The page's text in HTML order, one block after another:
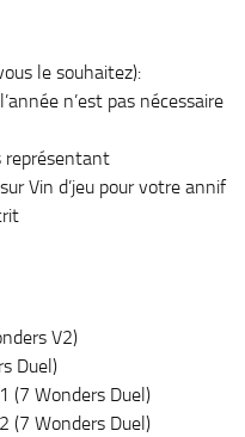
le souhaitez):
n’est pas nécessaire
représentant
Vin d’jeu pour votre annif
V2)
Duel)
(7 Wonders Duel)
(7 Wonders Duel)